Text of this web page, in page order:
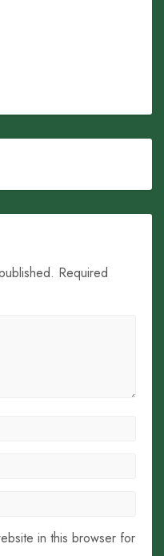
Required
in this browser for